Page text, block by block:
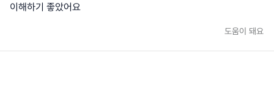
이해하기 좋았어요
도움이 돼요